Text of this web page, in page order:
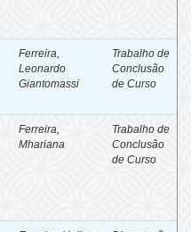
Ferreira,
Leonardo
Giantomassi
Trabalho de
Conclusão
de Curso
Ferreira,
Mhariana
Trabalho de
Conclusão
de Curso